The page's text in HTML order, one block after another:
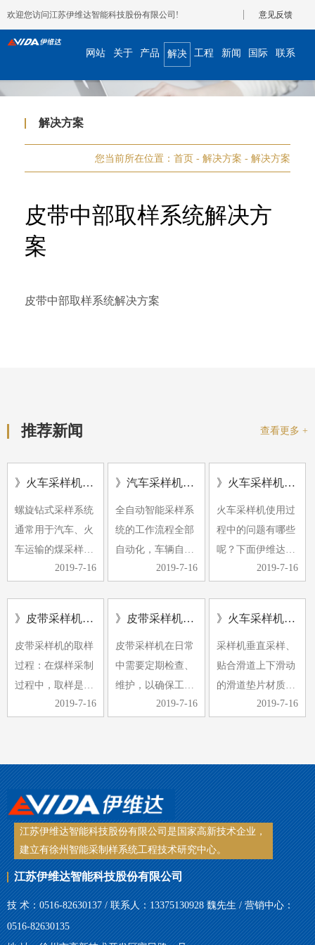
欢迎您访问江苏伊维达智能科技股份有限公司! 意见反馈
网站 关于 产品 解决 工程 新闻 国际 联系
解决方案
您当前所在位置： 首页 - 解决方案 - 解决方案
皮带中部取样系统解决方
案
皮带中部取样系统解决方案
推荐新闻 查看更多 +
》火车采样机的应用及形式
螺旋钻式采样系统
通常用于汽车、火
车运输的煤采样。
螺旋钻采样机具有
一起放置，形成完
整的称重…
2019-7-16
》汽车采样机常见的故障有哪些
全自动智能采样系
统的工作流程全部
自动化，车辆自动
定位，计算机控制
来，由于煤样要求
的提高和…
2019-7-16
》火车采样机使用过程中的问题
火车采样机使用过
程中的问题有哪些
呢？下面伊维达小
编带大家了解下。
碎机卡住。
2、采…
2019-7-16
》皮带采样机采样过程中煤样的采取是采制化中的重要环节
皮带采样机的取样
过程：在煤样采制
过程中，取样是采
制中的重要环节，
取是关键。手工取
样，常常受到取样
工具、人…
2019-7-16
》皮带采样机日常检查维护
皮带采样机在日常
中需要定期检查、
维护，以确保工作
的顺利进行，同时
么皮带采样机日常
检查维护的工作内
容有哪些…
2019-7-16
》火车采样机使用中有哪些注意事项
采样机垂直采样、
贴合滑道上下滑动
的滑道垫片材质采
用铜板，其耐磨性
力都压在铜板上，
很容易导致滑块脱
落、铜板…
2019-7-16
江苏伊维达智能科技股份有限公司是国家高新技术企业，
建立有徐州智能采制样系统工程技术研究中心。
江苏伊维达智能科技股份有限公司
技 术：0516-82630137 / 联系人：13375130928 魏先生 / 营销中心：
0516-82630135